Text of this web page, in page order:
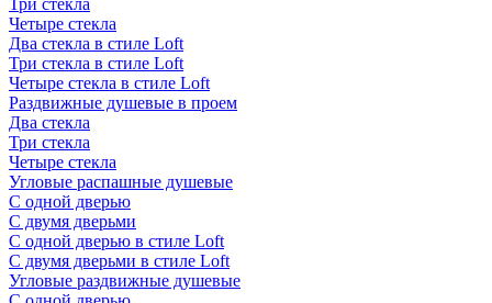
Три стекла
Четыре стекла
Два стекла в стиле Loft
Три стекла в стиле Loft
Четыре стекла в стиле Loft
Раздвижные душевые в проем
Два стекла
Три стекла
Четыре стекла
Угловые распашные душевые
С одной дверью
С двумя дверьми
С одной дверью в стиле Loft
С двумя дверьми в стиле Loft
Угловые раздвижные душевые